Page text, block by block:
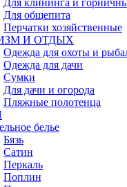
Для клининга и
Для общепита
Перчатки хозяйственные
И ОТДЫХ
Одежда для охоты и
Одежда для дачи
Сумки
Для дачи и огорода
Пляжные полотенца
белье
Бязь
Сатин
Перкаль
Поплин